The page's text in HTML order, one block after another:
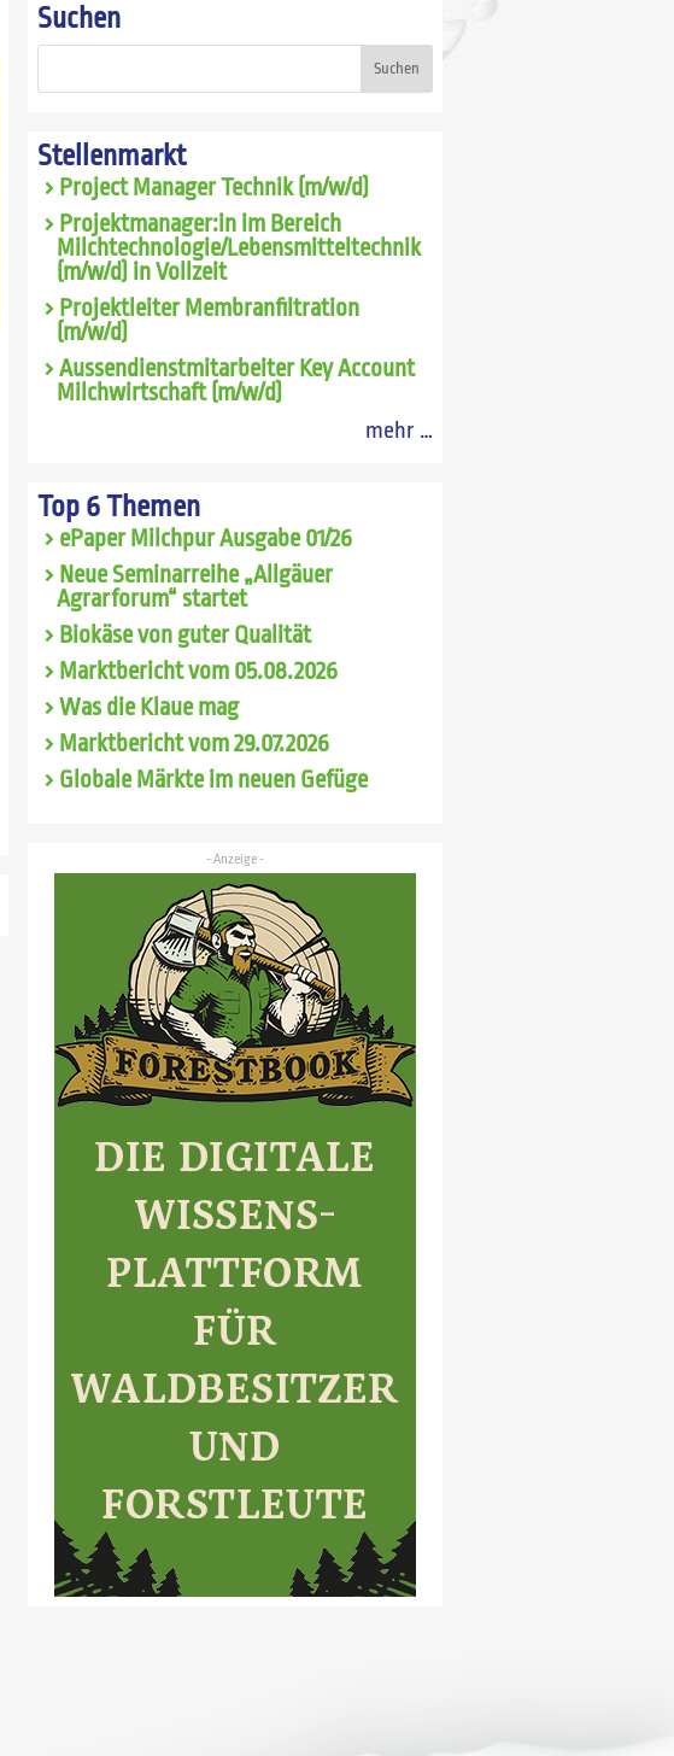
Suchen
Suchen
Stellenmarkt
Project Manager Technik (m/w/d)
Projektmanager:in im Bereich
Milchtechnologie/Lebensmitteltechnik
(m/w/d) in Vollzeit
Projektleiter Membranfiltration
(m/w/d)
Aussendienstmitarbeiter Key Account
Milchwirtschaft (m/w/d)
mehr …
Top 6 Themen
ePaper Milchpur Ausgabe 01/26
Neue Seminarreihe „Allgäuer
Agrarforum“ startet
Biokäse von guter Qualität
Marktbericht vom 05.08.2026
Was die Klaue mag
Marktbericht vom 29.07.2026
Globale Märkte im neuen Gefüge